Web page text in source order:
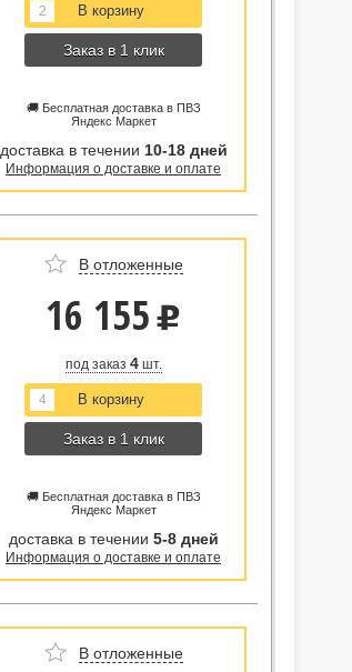
Заказ в 1 клик
🚚 Бесплатная доставка в ПВЗ
Яндекс Маркет
доставка в течении 10-18 дней
Информация о доставке и оплате
В отложенные
16 155 u
под заказ 4шт.
Заказ в 1 клик
🚚 Бесплатная доставка в ПВЗ
Яндекс Маркет
доставка в течении 5-8 дней
Информация о доставке и оплате
В отложенные